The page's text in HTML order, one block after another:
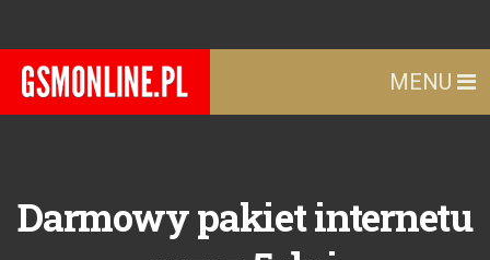
MENU
Darmowy pakiet internetu